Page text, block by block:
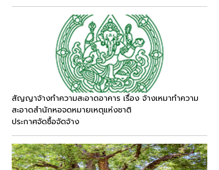
สัญญาจ้างทำความสะอาดอาคาร เรื่อง จ้างเหมาทำความ
สะอาดสำนักหอจดหมายเหตุแห่งชาติ
ประกาศจัดซื้อจัดจ้าง